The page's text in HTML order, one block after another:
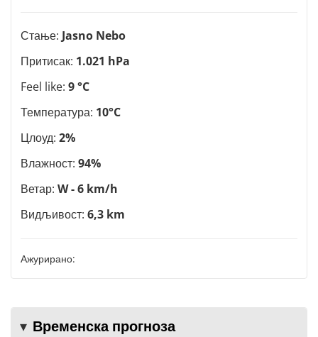
Стање: Jasno Nebo
Притисак: 1.021 hPa
Feel like: 9 °C
Температура: 10°C
Цлоуд: 2%
Влажност: 94%
Ветар: W - 6 km/h
Видљивост: 6,3 km
Ажурирано:
Временска прогноза